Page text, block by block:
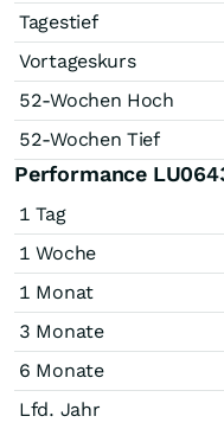
Tagestief
Vortageskurs
52-Wochen Hoch
52-Wochen Tief
Performance
1 Tag
1 Woche
1 Monat
3 Monate
6 Monate
Lfd. Jahr